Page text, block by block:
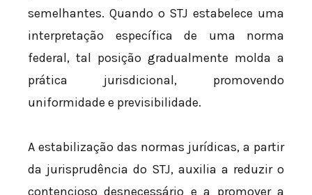
semelhantes. Quando o STJ estabelece uma
interpretação específica de uma norma
federal, tal posição gradualmente molda a
prática jurisdicional, promovendo
uniformidade e previsibilidade.
A estabilização das normas jurídicas, a partir
da jurisprudência do STJ, auxilia a reduzir o
contencioso desnecessário e a promover a